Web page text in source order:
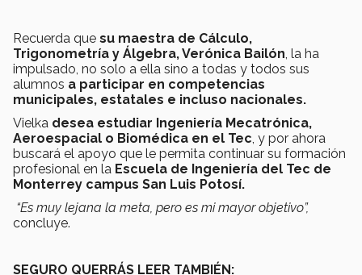
Recuerda que su maestra de Cálculo,
Trigonometría y Álgebra, Verónica Bailón, la ha
impulsado, no solo a ella sino a todas y todos sus
alumnos a participar en competencias
municipales, estatales e incluso nacionales.
Vielka desea estudiar Ingeniería Mecatrónica,
Aeroespacial o Biomédica en el Tec, y por ahora
buscará el apoyo que le permita continuar su formación
profesional en la Escuela de Ingeniería del Tec de
Monterrey campus San Luis Potosí.
“Es muy lejana la meta, pero es mi mayor objetivo”,
concluye.
SEGURO QUERRÁS LEER TAMBIÉN: